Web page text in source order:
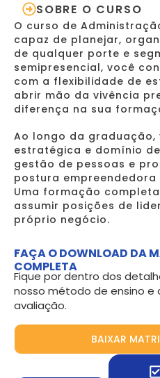
SOBRE O CURSO
O curso de
capaz de planejar,
de qualquer porte e
semipresencial, você
com a flexibilidade de
abrir mão da vivência
diferença na sua
Ao longo da graduação,
estratégica e domínio
gestão de pessoas e
postura empreendedora
Uma formação
assumir posições de
próprio negócio.
FAÇA O DOWNLOAD DA
COMPLETA
Fique por dentro dos
nosso método de ensino e
avaliação.
BAIXAR